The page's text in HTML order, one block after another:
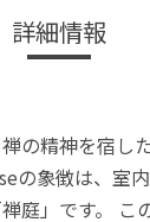
詳細情報
の精神を宿し
の象徴は、室
庭」です。 こ